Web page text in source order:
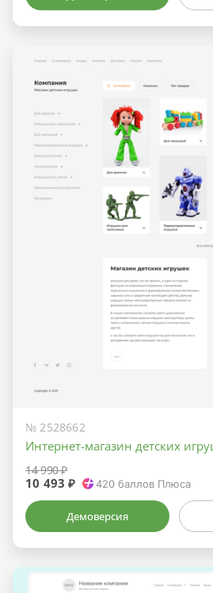
№ 2528662
Интернет-магазин детских
14 990 ₽
10 493 ₽ 420баллов Плюса
Демоверсия